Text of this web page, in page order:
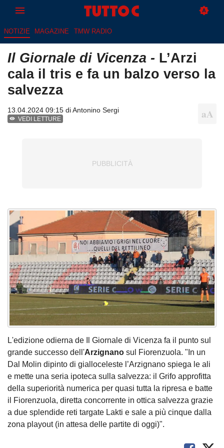
NOTIZIE MAGAZINE TMW RADIO
Il Giornale di Vicenza - L’Arzi
cala il tris e fa un balzo verso la
salvezza
13.04.2024 09:15 diAntonino Sergi
VEDI LETTURE
L'edizione odierna de Il Giornale di Vicenza fa il punto sul
grande successo dell'Arzignano sul Fiorenzuola. "In un
Dal Molin dipinto di gialloceleste l’Arzignano spiega le ali
e mette una seria ipoteca sulla salvezza: il Grifo approfitta
della superiorità numerica per quasi tutta la ripresa e batte
il Fiorenzuola, diretta concorrente in ottica salvezza grazie
a due splendide reti targate Lakti e sale a più cinque dalla
zona playout (in attesa delle partite di oggi)".